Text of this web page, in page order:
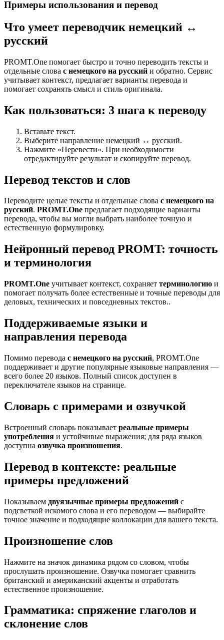
Примеры использования и перевод
Что умеет переводчик немецкий ↔
русский
PROMT.One помогает быстро и точно переводить тексты и
отдельные слова с немецкого на русский и обратно. Сервис
учитывает контекст, предлагает варианты перевода и
помогает сохранять смысл и стиль оригинала.
Как пользоваться: 3 шага к переводу
Вставьте текст.
Выберите направление немецкий ↔ русский.
Нажмите «Перевести». При необходимости
отредактируйте результат и скопируйте перевод.
Перевод текстов и слов
Переводите целые тексты и отдельные слова с немецкого на
русский. PROMT.One предлагает подходящие варианты
перевода, чтобы вы могли выбрать наиболее точную и
естественную формулировку.
Нейронный перевод PROMT: точность
и терминология
PROMT.One учитывает контекст, сохраняет терминологию и
помогает получать более естественные и точные переводы для
деловых, технических и повседневных текстов..
Поддерживаемые языки и
направления перевода
Помимо перевода с немецкого на русский, PROMT.One
поддерживает и другие популярные языковые направления —
всего более 20 языков. Полный список доступен в
переключателе языков на странице.
Словарь с примерами и озвучкой
Встроенный словарь показывает реальные примеры
употребления и устойчивые выражения; для ряда языков
доступна озвучка произношения.
Перевод в контексте: реальные
примеры предложений
Показываем двуязычные примеры предложений с
подсветкой искомого слова и его переводом — выбирайте
точное значение и подходящие коллокации для вашего текста.
Произношение слов
Нажмите на значок динамика рядом со словом, чтобы
прослушать произношение. Озвучка помогает сравнить
британский и американский акценты и отработать
естественное произношение.
Грамматика: спряжение глаголов и
склонение слов